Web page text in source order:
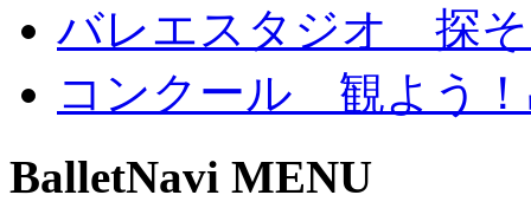
バレエスタジオ 探
コンクール 観よう
BalletNavi MENU